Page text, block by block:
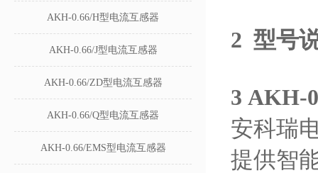
AKH-0.66/H型电流互感器
AKH-0.66/J型电流互感器
AKH-0.66/ZD型电流互感器
AKH-0.66/Q型电流互感器
AKH-0.66/EMS型电流互感器
2 型号
3 AKH-
安科瑞
提供智